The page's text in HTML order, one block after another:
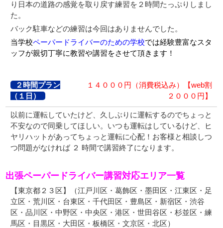
り日本の道路の感覚を取り戻す練習を２時間たっぷりしまし
た。
バック駐車などの練習は今回はありませんでした。
当学校ペーパードライバーのための学校では経験豊富なスタ
ッフが親切丁寧に教習や講習をさせて頂きます！
２時間プラン
（１日）
１４０００円（消費税込み）【web割
２０００円】
以前に運転していたけど、久しぶりに運転するのでちょっと
不安なので同乗してほしい。いつも運転はしているけど、ヒ
ヤリハットがあってちょっと運転に心配！お客様と相談しつ
つ問題がなければ ２ 時間で講習終了になります。
出張ペーパードライバー講習対応エリア一覧
【東京都２３区 】（江戸川区・葛飾区・墨田区・江東区・足
立区・荒川区・台東区・千代田区・豊島区・新宿区・渋谷
区・品川区・中野区・中央区・港区・世田谷区・杉並区・練
馬区・目黒区・大田区・板橋区・文京区・北区）